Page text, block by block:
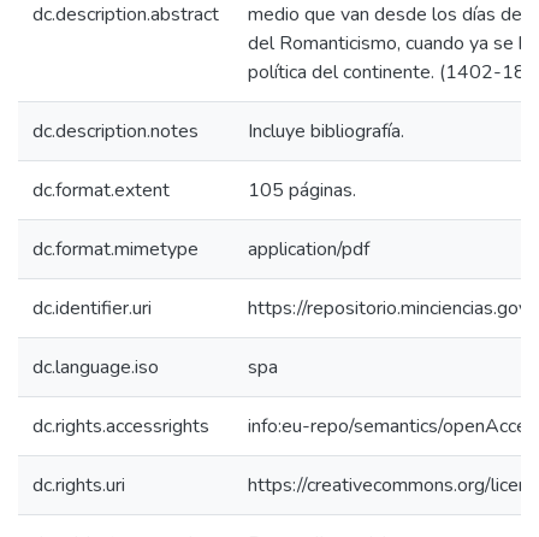
dc.description.abstract
medio que van desde los días del
del Romanticismo, cuando ya se
política del continente. (1402-
dc.description.notes Incluye bibliografía.
dc.format.extent 105 páginas.
dc.format.mimetype application/pdf
dc.identifier.uri https://
dc.language.iso spa
dc.rights.accessrights info:eu-repo/semantics/
dc.rights.uri https://creativecommons.org/